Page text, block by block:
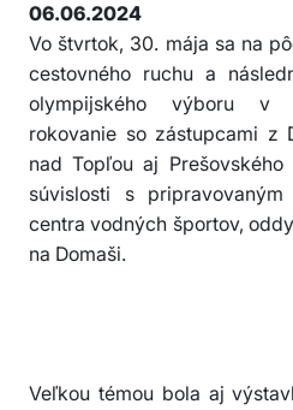
06.06.2024
Vo štvrtok, 30. mája sa na
cestovného ruchu a
olympijského výboru v
rokovanie so zástupcami z
nad Topľou aj
súvislosti s pripravovaným
centra vodných športov,
na Domaši.
Veľkou témou bola aj